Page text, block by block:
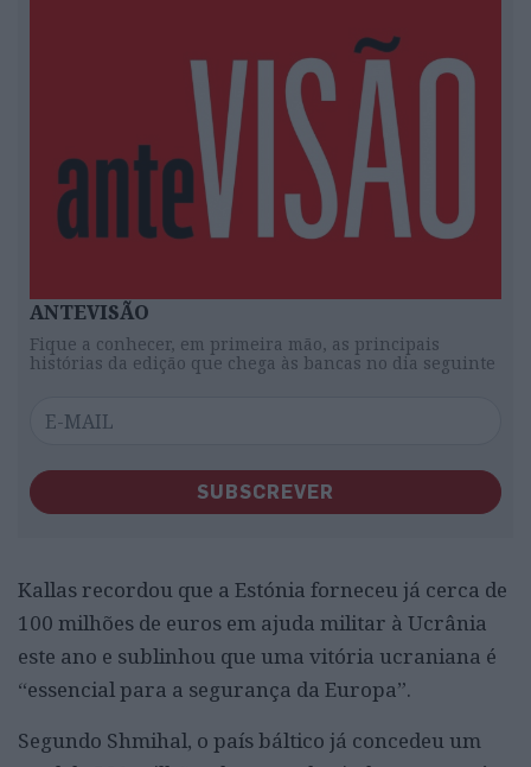
ANTEVISÃO
Fique a conhecer, em primeira mão, as principais
histórias da edição que chega às bancas no dia seguinte
SUBSCREVER
Kallas recordou que a Estónia forneceu já cerca de
100 milhões de euros em ajuda militar à Ucrânia
este ano e sublinhou que uma vitória ucraniana é
“essencial para a segurança da Europa”.
Segundo Shmihal, o país báltico já concedeu um